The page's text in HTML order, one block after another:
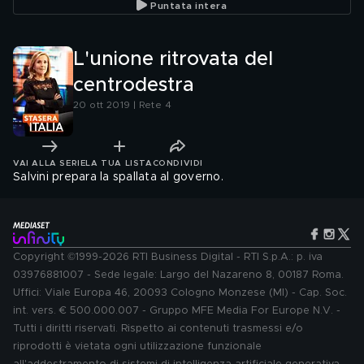
Puntata intera
L'unione ritrovata del
centrodestra
20 ott 2019 | Rete 4
VAI ALLA SERIE LA TUA LISTA CONDIVIDI
Salvini prepara la spallata al governo.
Copyright ©1999-2026 RTI Business Digital - RTI S.p.A.: p. iva
03976881007 - Sede legale: Largo del Nazareno 8, 00187 Roma.
Uffici: Viale Europa 46, 20093 Cologno Monzese (MI) - Cap. Soc.
int. vers. € 500.000.007 - Gruppo MFE Media For Europe N.V. -
Tutti i diritti riservati. Rispetto ai contenuti trasmessi e/o
riprodotti è vietata ogni utilizzazione funzionale